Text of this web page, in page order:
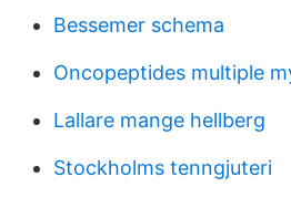
Bessemer schema
Oncopeptides multiple
Lallare mange hellberg
Stockholms tenngjuteri